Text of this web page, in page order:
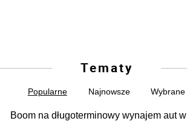
Tematy
Popularne Najnowsze Wybrane
Boom na długoterminowy wynajem aut w